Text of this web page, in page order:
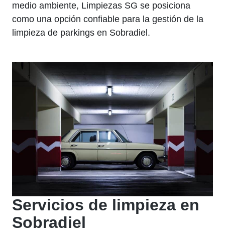
medio ambiente, Limpiezas SG se posiciona
como una opción confiable para la gestión de la
limpieza de parkings en Sobradiel.
Servicios de limpieza en
Sobradiel